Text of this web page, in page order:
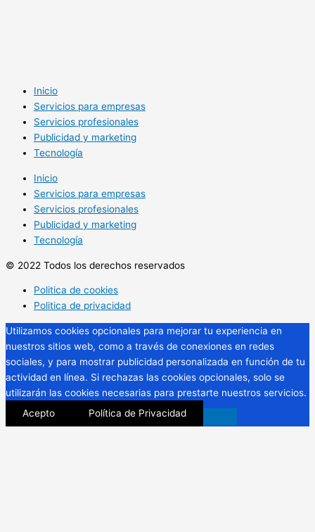
Inicio
Servicios para empresas
Servicios profesionales
Publicidad y marketing
Tecnología
Inicio
Servicios para empresas
Servicios profesionales
Publicidad y marketing
Tecnología
© 2022 Todos los derechos reservados
Politica de cookies
Politica de privacidad
Utilizamos cookies opcionales para mejorar tu experiencia en
nuestros sitios web, como a través de conexiones en redes
sociales, y para mostrar publicidad personalizada en función de tu
actividad en línea. Si rechazas las cookies opcionales, solo se
utilizarán las cookies necesarias para prestarte nuestros servicios.
Acepto
Política de Privacidad